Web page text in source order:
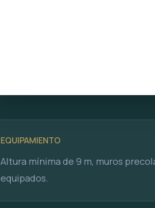
EQUIPAMIENTO
Altura mínima de 9 m, muros
equipados.